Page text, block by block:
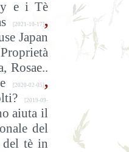
e i Tè
[2021-10-17] ,
Japan
Rosae..
[2020-02-05] ,
[2019-09-
aiuta il
del
tè in